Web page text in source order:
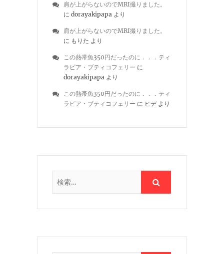
肩が上がらないのでMRI撮りました。
に dorayakipapa より
肩が上がらないのでMRI撮りました。
に もりた より
この熱帯魚350円だったのに．．．ティ
ラピア・ブティコフェリー に
dorayakipapa より
この熱帯魚350円だったのに．．．ティ
ラピア・ブティコフェリー に ヒデより